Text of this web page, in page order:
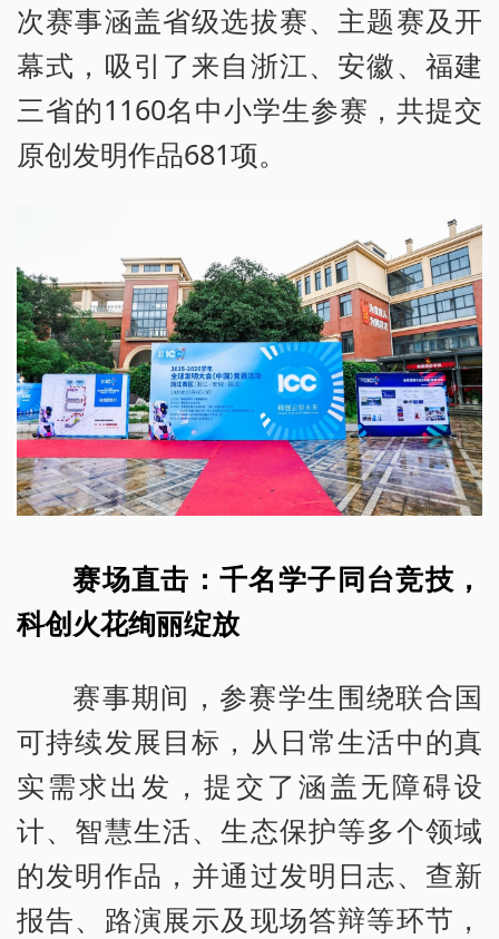
次赛事涵盖省级选拔赛、主题赛及开
幕式，吸引了来自浙江、安徽、福建
三省的1160名中小学生参赛，共提交
原创发明作品681项。
赛场直击：千名学子同台竞技，
科创火花绚丽绽放
赛事期间，参赛学生围绕联合国
可持续发展目标，从日常生活中的真
实需求出发，提交了涵盖无障碍设
计、智慧生活、生态保护等多个领域
的发明作品，并通过发明日志、查新
报告、路演展示及现场答辩等环节，